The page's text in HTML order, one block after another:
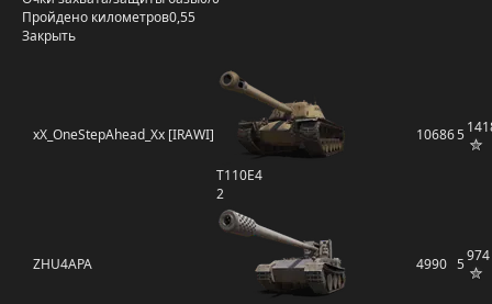
Пройдено километров0,55
Закрыть
xX_OneStepAhead_Xx [IRAWI]
T110E4
2
106865
ZHU4APA 4990 5974